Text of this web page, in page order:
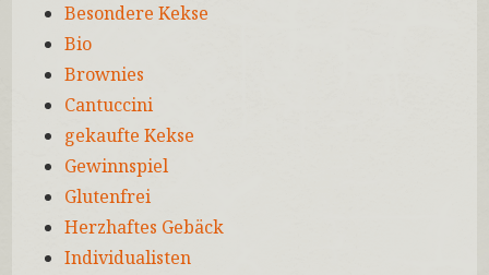
Besondere Kekse
Bio
Brownies
Cantuccini
gekaufte Kekse
Gewinnspiel
Glutenfrei
Herzhaftes Gebäck
Individualisten